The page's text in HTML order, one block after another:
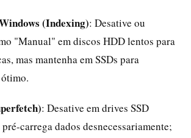
(Indexing): Desative ou
"Manual" em discos HDD lentos para
mas mantenha em SSDs para
: Desative em drives SSD
carrega dados desnecessariamente;